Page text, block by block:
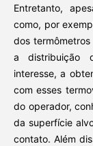
Entretanto,
como, por
dos
a distribuição
interesse, a
com esses
do operador,
da superfície
contato. Além